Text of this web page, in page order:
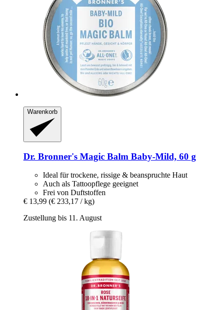
Warenkorb
Dr. Bronner's Magic Balm Baby-​Mild, 60 g
Ideal für trockene, rissige & beanspruchte Haut
Auch als Tattoopflege geeignet
Frei von Duftstoffen
€ 13,99 (€ 233,17 / kg)
Zustellung bis 11. August